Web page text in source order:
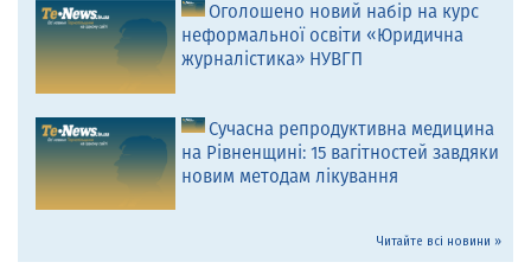
Оголошено новий набір на курс
неформальної освіти «Юридична
журналістика» НУВГП
Сучасна репродуктивна медицина
на Рівненщині: 15 вагітностей завдяки
новим методам лікування
Читайте всі новини »